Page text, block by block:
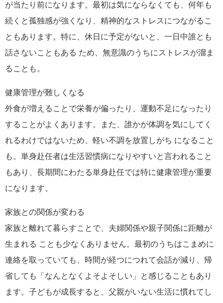
が当たり前になります。最初は気にならなくても、何年も
続くと孤独感が強くなり、精神的なストレスにつながるこ
ともあります。特に、休日に予定がないと、一日中誰とも
話さないこともある ため、無意識のうちにストレスが溜ま
ることも。
健康管理が難しくなる
外食が増えることで栄養が偏ったり、運動不足になったり
することがよくあります。また、誰かが体調を気にしてく
れるわけではないため、軽い不調を放置しがち になること
も。単身赴任者は生活習慣病になりやすいと言われること
もあり、長期間にわたる単身赴任では特に健康管理が重要
になります。
家族との関係が変わる
家族と離れて暮らすことで、夫婦関係や親子関係に距離が
生まれる ことも少なくありません。最初のうちはこまめに
連絡を取っていても、時間が経つにつれて会話が減り、帰
省しても「なんとなくよそよそしい」と感じることもあり
ます。子どもが成長すると、父親がいない生活に慣れてし